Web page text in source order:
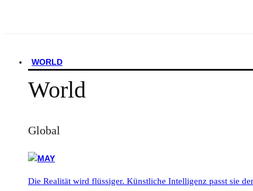
WORLD
World
Global
Die Realität wird flüssiger. Künstliche Intelligenz passt sie